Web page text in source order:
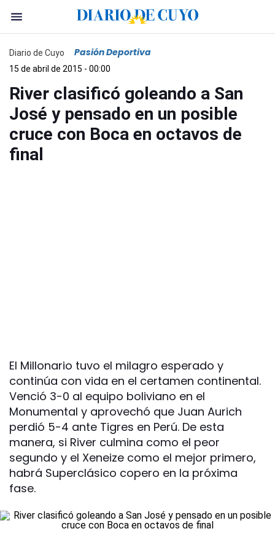
Diario de Cuyo Pasión Deportiva
15 de abril de 2015 - 00:00
River clasificó goleando a San
José y pensado en un posible
cruce con Boca en octavos de
final
El Millonario tuvo el milagro esperado y
continúa con vida en el certamen continental.
Venció 3-0 al equipo boliviano en el
Monumental y aprovechó que Juan Aurich
perdió 5-4 ante Tigres en Perú. De esta
manera, si River culmina como el peor
segundo y el Xeneize como el mejor primero,
habrá Superclásico copero en la próxima
fase.